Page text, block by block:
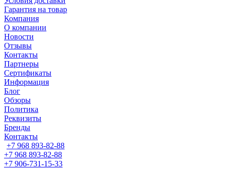
Гарантия на товар
Компания
О компании
Новости
Отзывы
Контакты
Партнеры
Сертификаты
Информация
Блог
Обзоры
Политика
Реквизиты
Бренды
Контакты
+7 968 893-82-88
+7 968 893-82-88
+7 906-731-15-33